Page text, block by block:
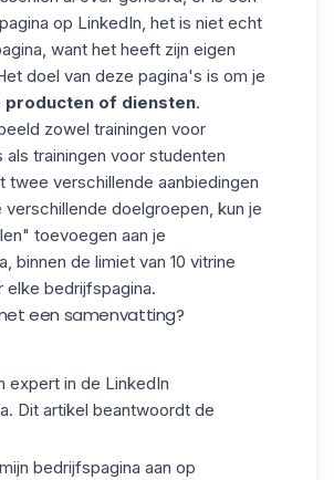
op LinkedIn, het is niet echt
want het heeft zijn eigen
doel van deze pagina's is om je
producten of diensten.
zowel trainingen voor
trainingen voor studenten
twee verschillende aanbiedingen
verschillende doelgroepen, kun je
toevoegen aan je
binnen de limiet van 10 vitrine
elke bedrijfspagina.
een samenvatting?
expert in de LinkedIn
Dit artikel beantwoordt de
bedrijfspagina aan op